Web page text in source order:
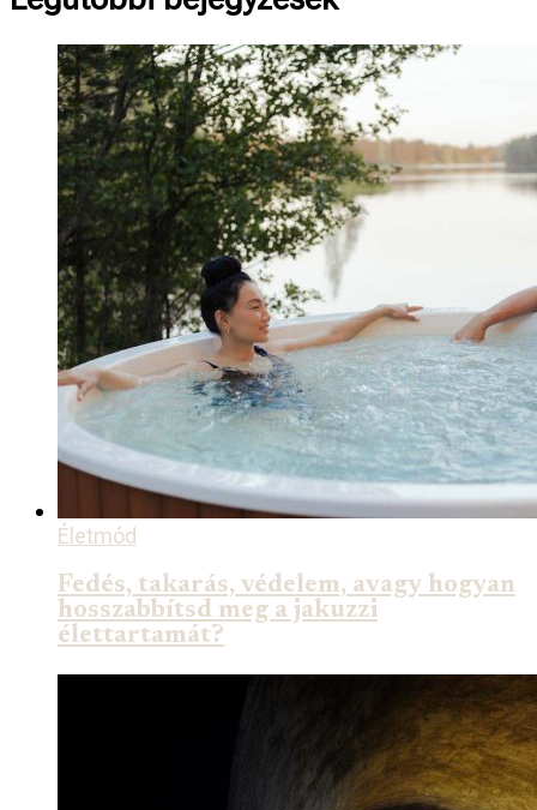
Életmód
Fedés, takarás, védelem, avagy hogyan
hosszabbítsd meg a jakuzzi
élettartamát?